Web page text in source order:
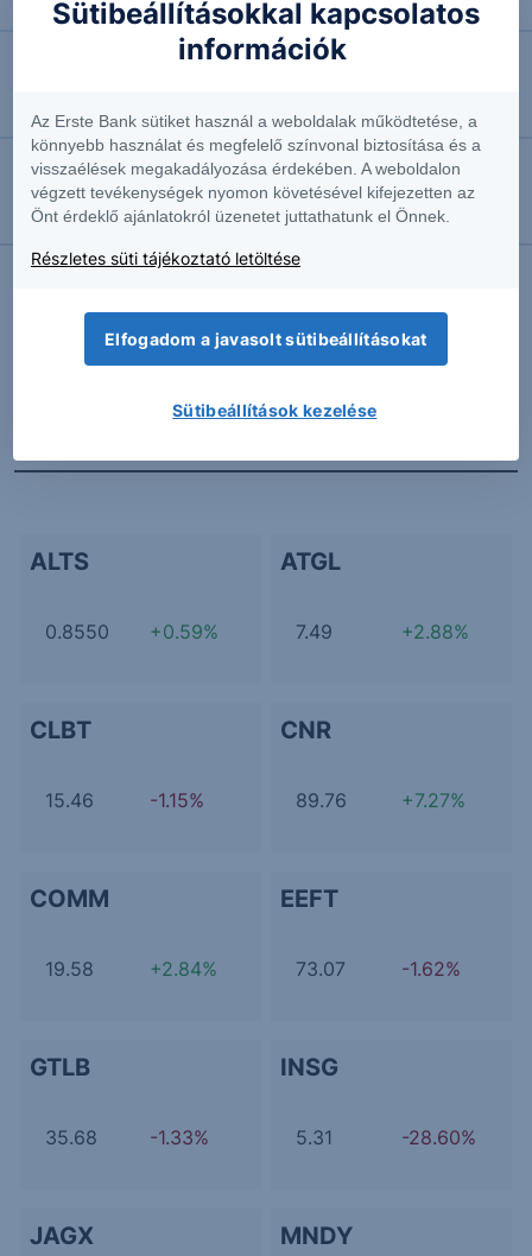
Ismét halasztják a Bayer perét
Feladta ellenállását a Commerzbank
2026.08.06. 10:39
Megemelte előrejelzését a Siemens
További Erste elemzések
ALTS
0.8550 +0.59%
ATGL
7.49 +2.88%
CLBT
15.46 -1.15%
CNR
89.76 +7.27%
COMM
19.58 +2.84%
EEFT
73.07 -1.62%
GTLB
35.68 -1.33%
INSG
5.31 -28.60%
JAGX MNDY
Sütibeállításokkal kapcsolatos
információk
Az Erste Bank sütiket használ a weboldalak működtetése, a
könnyebb használat és megfelelő színvonal biztosítása és a
visszaélések megakadályozása érdekében. A weboldalon
végzett tevékenységek nyomon követésével kifejezetten az
Önt érdeklő ajánlatokról üzenetet juttathatunk el Önnek.
Részletes süti tájékoztató letöltése
Elfogadom a javasolt sütibeállításokat
Sütibeállítások kezelése